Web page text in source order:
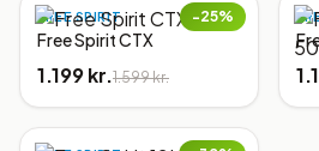
−25%
FREE SPIRIT
Free Spirit CTX
1.199 kr.1.599 kr.